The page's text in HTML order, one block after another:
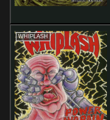
WHIPLASH